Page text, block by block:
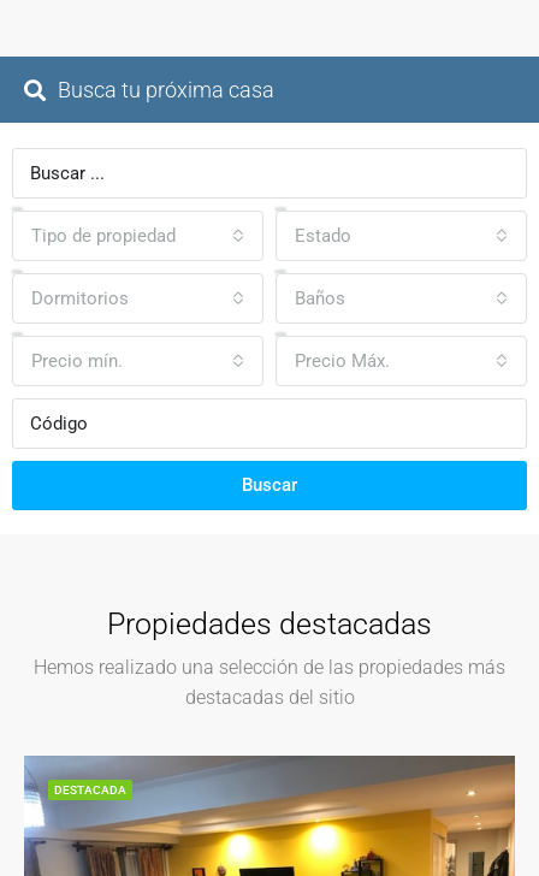
Busca tu próxima casa
Tipo de propiedad Estado
Dormitorios Baños
Precio mín. Precio Máx.
Buscar
Propiedades destacadas
Hemos realizado una selección de las propiedades más
destacadas del sitio
DESTACADA